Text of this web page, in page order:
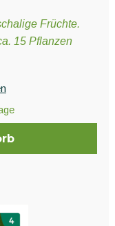
Früchte.
15 Pflanzen